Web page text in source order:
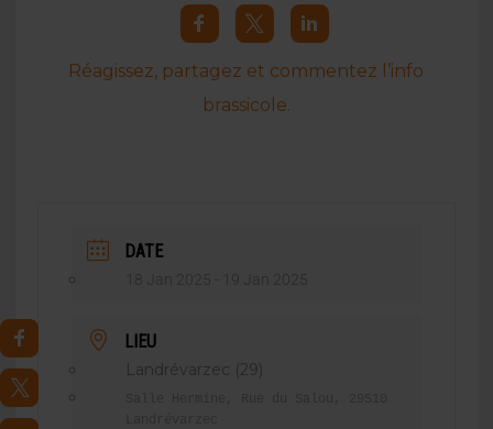
Réagissez, partagez et commentez l’info
brassicole.
DATE
18 Jan 2025 - 19 Jan 2025
LIEU
Landrévarzec (29)